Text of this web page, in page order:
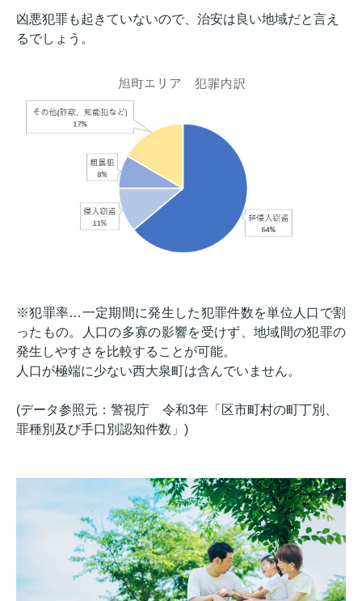
凶悪犯罪も起きていないので、治安は良い地域だと言え
るでしょう。
※犯罪率…一定期間に発生した犯罪件数を単位人口で割
ったもの。人口の多寡の影響を受けず、地域間の犯罪の
発生しやすさを比較することが可能。
人口が極端に少ない西大泉町は含んでいません。
(データ参照元：警視庁 令和3年「区市町村の町丁別、
罪種別及び手口別認知件数」)